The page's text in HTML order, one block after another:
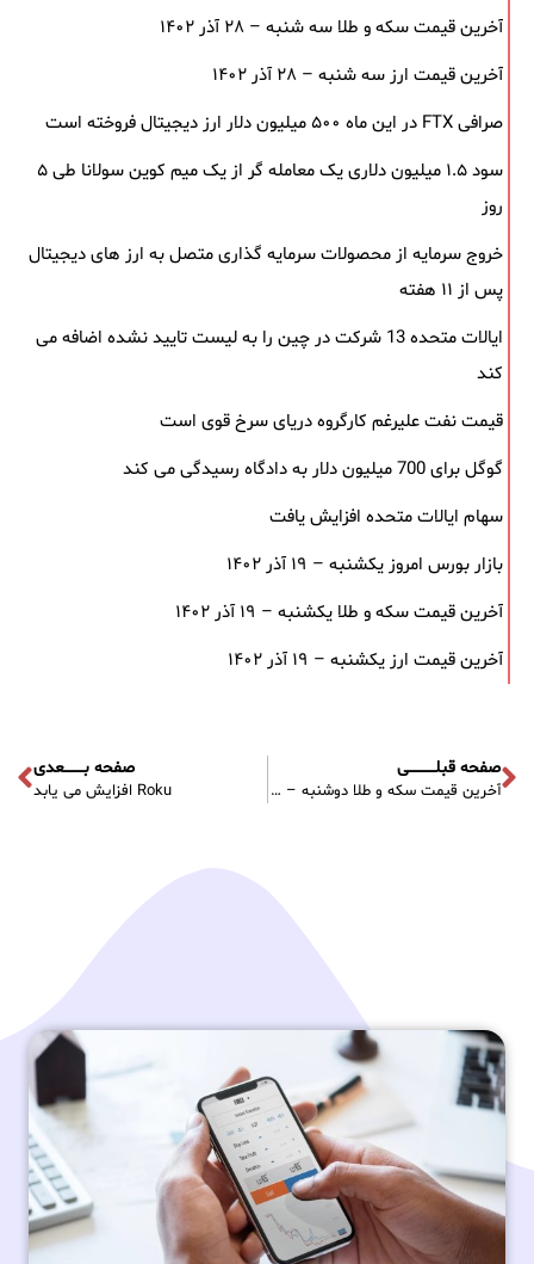
آخرین قیمت سکه و طلا سه شنبه – ۲۸ آذر ۱۴۰۲
آخرین قیمت ارز سه شنبه – ۲۸ آذر ۱۴۰۲
صرافی FTX در این ماه ۵۰۰ میلیون دلار ارز دیجیتال فروخته است
سود ۱.۵ میلیون دلاری یک معامله ‌گر از یک میم‌ کوین سولانا طی ۵
روز
خروج سرمایه از محصولات سرمایه ‌گذاری متصل به ارز های دیجیتال
پس از ۱۱ هفته
ایالات متحده 13 شرکت در چین را به لیست تایید نشده اضافه می
کند
قیمت نفت علیرغم کارگروه دریای سرخ قوی است
گوگل برای 700 میلیون دلار به دادگاه رسیدگی می کند
سهام ایالات متحده افزایش یافت
بازار بورس امروز یکشنبه – ۱۹ آذر ۱۴۰۲
آخرین قیمت سکه و طلا یکشنبه – ۱۹ آذر ۱۴۰۲
آخرین قیمت ارز یکشنبه – ۱۹ آذر ۱۴۰۲
صفحه قبلـــــــــــی
آخرین قیمت سکه و طلا دوشنبه – ۸ آبان ۱۴۰۲
صفحه بــــــــعدی
Roku افزایش می یابد